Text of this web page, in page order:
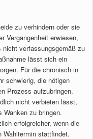
zu verhindern oder sie
Vergangenheit erwiesen,
verfassungsgemäß zu
lässt sich ein
Für die chronisch in
schwierig, die nötigen
Prozess aufzubringen.
nicht verbieten lässt,
Wanken zu bringen.
erfolgreicher, wenn die
Wahltermin stattfindet.